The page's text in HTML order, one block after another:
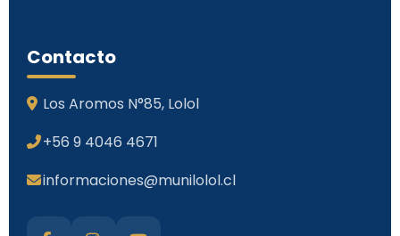
Contacto
Los Aromos N°85, Lolol
+56 9 4046 4671
informaciones@munilolol.cl